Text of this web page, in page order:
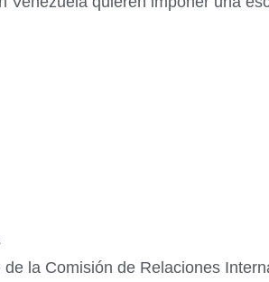
de la Comisión de Relaciones